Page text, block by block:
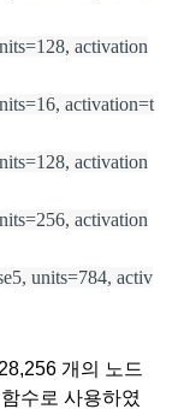
개의 노드
수로 사용하였